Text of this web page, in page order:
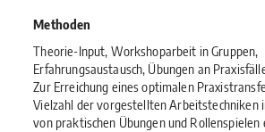
Methoden
Theorie-Input, Workshoparbeit in Gruppen,
Erfahrungsaustausch, Übungen an
Zur Erreichung eines optimalen
Vielzahl der vorgestellten Arbeitstechniken
von praktischen Übungen und Rollenspielen